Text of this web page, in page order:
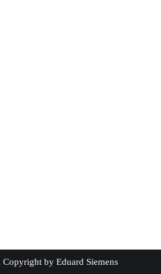
Copyright by Eduard Siemens